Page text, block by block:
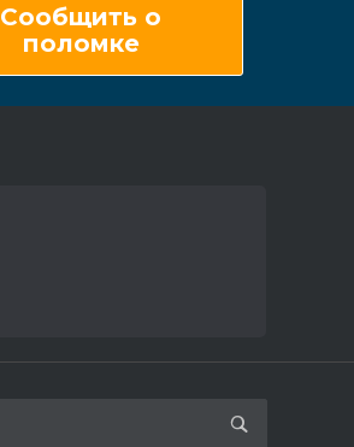
Сообщить о
поломке